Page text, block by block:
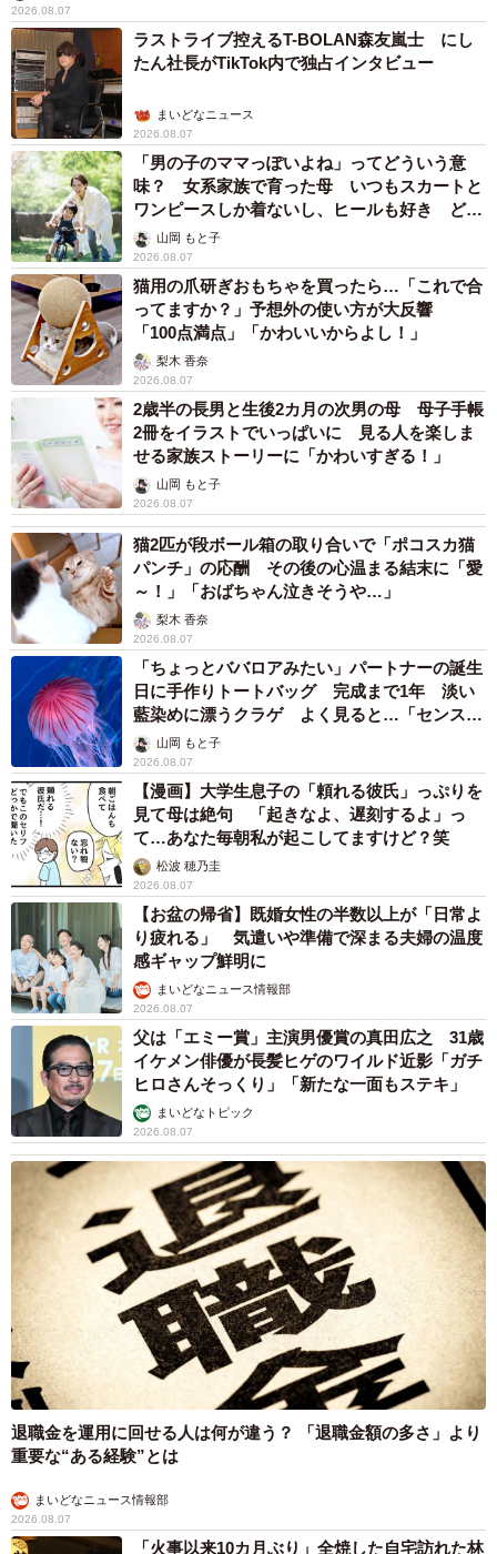
2026.08.07
ラストライブ控えるT-BOLAN森友嵐士 にし
たん社長がTikTok内で独占インタビュー
まいどなニュース
2026.08.07
「男の子のママっぽいよね」ってどういう意
味？ 女系家族で育った母 いつもスカートと
ワンピースしか着ないし、ヒールも好き どの
へんが…
山岡 もと子
2026.08.07
猫用の爪研ぎおもちゃを買ったら…「これで合
ってますか？」予想外の使い方が大反響
「100点満点」「かわいいからよし！」
梨木 香奈
2026.08.07
2歳半の長男と生後2カ月の次男の母 母子手帳
2冊をイラストでいっぱいに 見る人を楽しま
せる家族ストーリーに「かわいすぎる！」
山岡 もと子
2026.08.07
猫2匹が段ボール箱の取り合いで「ポコスカ猫
パンチ」の応酬 その後の心温まる結末に「愛
～！」「おばちゃん泣きそうや…」
梨木 香奈
2026.08.07
「ちょっとババロアみたい」パートナーの誕生
日に手作りトートバッグ 完成まで1年 淡い
藍染めに漂うクラゲ よく見ると…「センスす
ごい」山岡 もと子
2026.08.07
【漫画】大学生息子の「頼れる彼氏」っぷりを
見て母は絶句 「起きなよ、遅刻するよ」っ
て…あなた毎朝私が起こしてますけど？笑
松波 穂乃圭
2026.08.07
【お盆の帰省】既婚女性の半数以上が「日常よ
り疲れる」 気遣いや準備で深まる夫婦の温度
感ギャップ鮮明に
まいどなニュース情報部
2026.08.07
父は「エミー賞」主演男優賞の真田広之 31歳
イケメン俳優が長髪ヒゲのワイルド近影「ガチ
ヒロさんそっくり」「新たな一面もステキ」
まいどなトピック
2026.08.07
退職金を運用に回せる人は何が違う？ 「退職金額の多さ」より
重要な“ある経験”とは
まいどなニュース情報部
2026.08.07
「火事以来10カ月ぶり」全焼した自宅訪れた林